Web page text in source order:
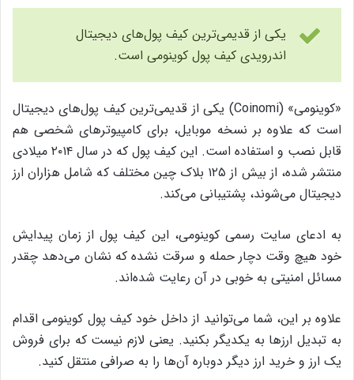
یکی از قدیمی‌ترین کیف پول‌های دیجیتال
اندرویدی کیف پول کوینومی است.
«کوینومی» (Coinomi) یکی از قدیمی‌ترین کیف پول‌های دیجیتال
است که علاوه بر نسخه‌ موبایل، برای کامپیوترهای شخصی هم
قابل نصب و استفاده است. این کیف پول که در سال ۲۰۱۴ میلادی
منتشر شده، از بیش از ۱۲۵ بلاک چین مختلف که شامل هزاران ارز
دیجیتال می‌شوند، پشتیبانی می‌کند.
به ادعای سایت رسمی کوینومی، این کیف پول از زمان پیدایش
خود هیچ وقت دچار حمله و سرقت نشده که نشان می‌دهد چقدر
مسائل امنیتی به خوبی در آن رعایت شده‌اند.
علاوه بر این، شما می‌توانید از داخل خود کیف پول کوینومی اقدام
به تبدیل ارزها به یکدیگر بکنید. یعنی لازم نیست که برای فروش
یک ارز و خرید ارز دیگر دوباره آن‌ها را به صرافی منتقل کنید.